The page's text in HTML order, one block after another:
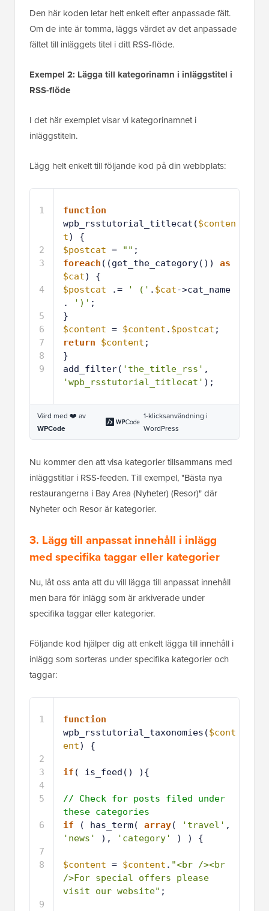
Den här koden letar helt enkelt efter anpassade fält.
Om de inte är tomma, läggs värdet av det anpassade
fältet till inläggets titel i ditt RSS-flöde.
Exempel 2: Lägga till kategorinamn i inläggstitel i
RSS-flöde
I det här exemplet visar vi kategorinamnet i
inläggstiteln.
Lägg helt enkelt till följande kod på din webbplats:
1
2
3
4
5
6
7
8
9
function
wpb_rsstutorial_titlecat($conten
t) {
$postcat = "" ;
foreach ((get_the_category()) as
$cat) {
$postcat
.= ' (' . $cat->cat_name
.
')' ;
}
$content = $content . $postcat ;
return
$content ;
}
add_filter( 'the_title_rss'
'wpb_rsstutorial_titlecat' );
Värd med ❤️ av
WPCode
1-klicksanvändning i
WordPress
Nu kommer den att visa kategorier tillsammans med
inläggstitlar i RSS-feeden. Till exempel, "Bästa nya
restaurangerna i Bay Area (Nyheter) (Resor)" där
Nyheter och Resor är kategorier.
3. Lägg till anpassat innehåll i inlägg
med specifika taggar eller kategorier
Nu, låt oss anta att du vill lägga till anpassat innehåll
men bara för inlägg som är arkiverade under
specifika taggar eller kategorier.
Följande kod hjälper dig att enkelt lägga till innehåll i
inlägg som sorteras under specifika kategorier och
taggar:
1
2
3
4
5
6
7
8
9
function
wpb_rsstutorial_taxonomies($cont
ent) {
if ( is_feed() ){
// Check for posts filed under
these categories
if
( has_term( array( 'travel'
'news'
), 'category' ) ) {
$content = $content . "<br /><br
/>For special offers please
visit our website" ;